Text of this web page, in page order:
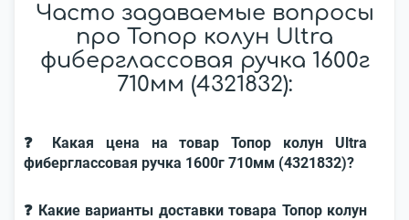
Часто задаваемые вопросы
про Топор колун Ultra
фиберглассовая ручка 1600г
710мм (4321832):
❓ Какая цена на товар Топор колун Ultra
фиберглассовая ручка 1600г 710мм (4321832)?
❓ Какие варианты доставки товара Топор колун